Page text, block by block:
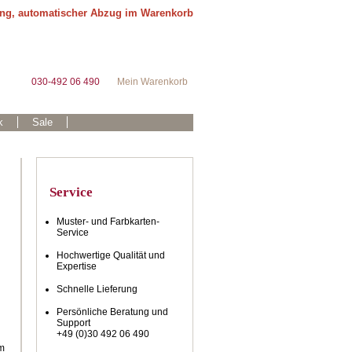
automatischer Abzug im Warenkorb
Mein Warenkorb
030-492 06 490
Sale
Service
Muster- und Farbkarten-
Service
Hochwertige Qualität und
Expertise
Schnelle Lieferung
Persönliche Beratung und
Support
+49 (0)30 492 06 490